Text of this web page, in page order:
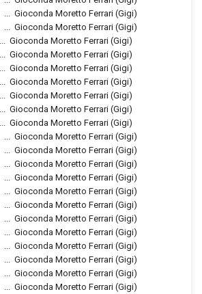
Gioconda Moretto Ferrari (Gigi)
Gioconda Moretto Ferrari (Gigi)
Gioconda Moretto Ferrari (Gigi)
Gioconda Moretto Ferrari (Gigi)
Gioconda Moretto Ferrari (Gigi)
Gioconda Moretto Ferrari (Gigi)
Gioconda Moretto Ferrari (Gigi)
Gioconda Moretto Ferrari (Gigi)
Gioconda Moretto Ferrari (Gigi)
Gioconda Moretto Ferrari (Gigi)
Gioconda Moretto Ferrari (Gigi)
Gioconda Moretto Ferrari (Gigi)
Gioconda Moretto Ferrari (Gigi)
Gioconda Moretto Ferrari (Gigi)
Gioconda Moretto Ferrari (Gigi)
Gioconda Moretto Ferrari (Gigi)
Gioconda Moretto Ferrari (Gigi)
Gioconda Moretto Ferrari (Gigi)
Gioconda Moretto Ferrari (Gigi)
Gioconda Moretto Ferrari (Gigi)
Gioconda Moretto Ferrari (Gigi)